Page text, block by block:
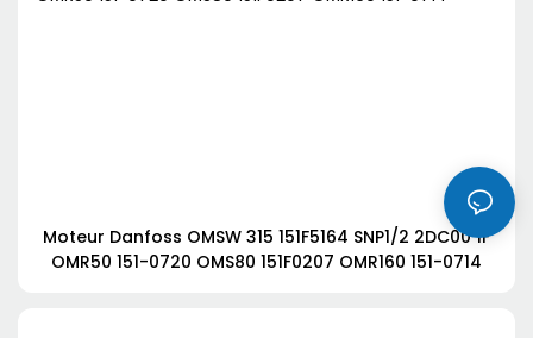
Moteur Danfoss OMSW 315 151F5164 SNP1/2 2DC00 1F
OMR50 151-0720 OMS80 151F0207 OMR160 151-0714